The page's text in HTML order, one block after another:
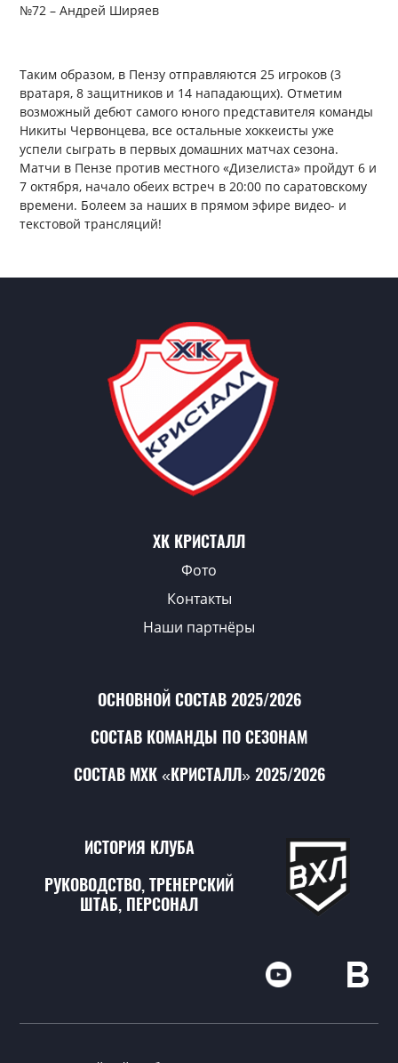
№72 – Андрей Ширяев
Таким образом, в Пензу отправляются 25 игроков (3
вратаря, 8 защитников и 14 нападающих). Отметим
возможный дебют самого юного представителя команды
Никиты Червонцева, все остальные хоккеисты уже
успели сыграть в первых домашних матчах сезона.
Матчи в Пензе против местного «Дизелиста» пройдут 6 и
7 октября, начало обеих встреч в 20:00 по саратовскому
времени. Болеем за наших в прямом эфире видео- и
текстовой трансляций!
ХК КРИСТАЛЛ
Фото
Контакты
Наши партнёры
ОСНОВНОЙ СОСТАВ 2025/2026
СОСТАВ КОМАНДЫ ПО СЕЗОНАМ
СОСТАВ МХК «КРИСТАЛЛ» 2025/2026
ИСТОРИЯ КЛУБА
РУКОВОДСТВО, ТРЕНЕРСКИЙ
ШТАБ, ПЕРСОНАЛ